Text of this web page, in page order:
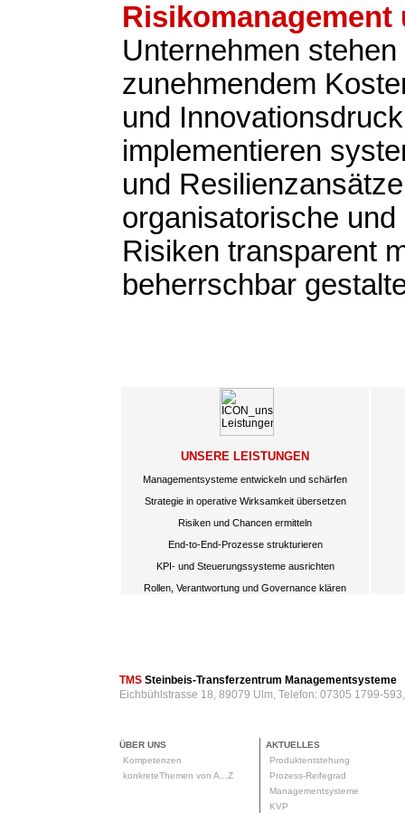
Risikomanagement
Unternehmen stehen
zunehmendem
und
implementieren
und
organisatorische
Risiken transparent
beherrschbar
UNSERE LEISTUNGEN
Managementsysteme entwickeln und schärfen
Strategie in operative Wirksamkeit übersetzen
Risiken und Chancen ermitteln
End-to-End-Prozesse strukturieren
KPI- und Steuerungssysteme ausrichten
Rollen, Verantwortung und Governance klären
TMS Steinbeis-Transferzentrum Managementsysteme
Eichbühlstrasse 18, 89079 Ulm, Telefon: 07305 1799-
ÜBER UNS
Kompetenzen
konkreteThemen von A...Z
AKTUELLES
Produktentstehung
Prozess-Reifegrad
Managementsysteme
KVP